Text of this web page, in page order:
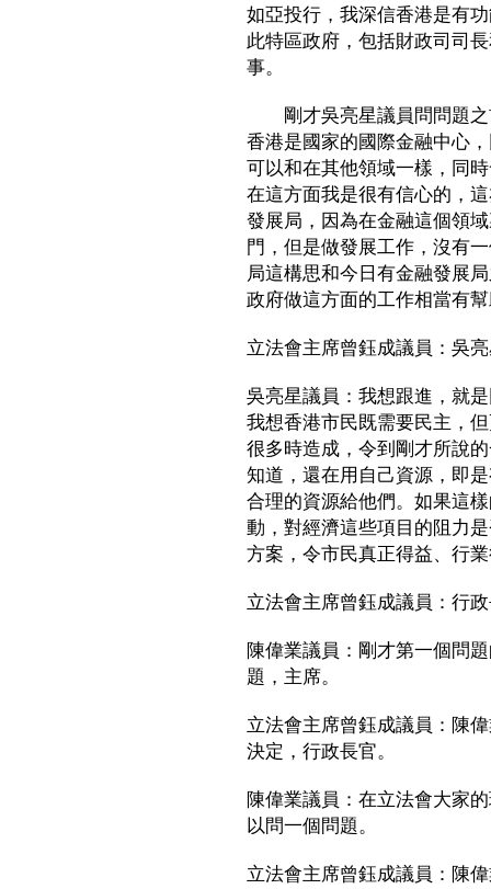
如亞投行，我深信香港是有
此特區政府，包括財政司司
事。
剛才吳亮星議員問問題之
香港是國家的國際金融中心
可以和在其他領域一樣，同
在這方面我是很有信心的，
發展局，因為在金融這個領
門，但是做發展工作，沒有
局這構思和今日有金融發展
政府做這方面的工作相當有
立法會主席曾鈺成議員：吳
吳亮星議員：我想跟進，就
我想香港市民既需要民主，
很多時造成，令到剛才所說
知道，還在用自己資源，即
合理的資源給他們。如果這
動，對經濟這些項目的阻力
方案，令市民真正得益、行
立法會主席曾鈺成議員：行
陳偉業議員：剛才第一個問
題，主席。
立法會主席曾鈺成議員：陳
決定，行政長官。
陳偉業議員：在立法會大家
以問一個問題。
立法會主席曾鈺成議員：陳